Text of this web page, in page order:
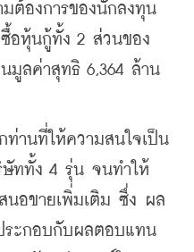
ต้องการของนักลงทุน
อหุ้นกู้ทั้ง 2 ส่วนของ
มูลค่าสุทธิ 6,364 ล้าน
นที่ให้ความสนใจเป็น
ษัททั้ง 4 รุ่น จนทำให้
นอขายเพิ่มเติม ซึ่ง ผล
ระกอบกับผลตอบแทน